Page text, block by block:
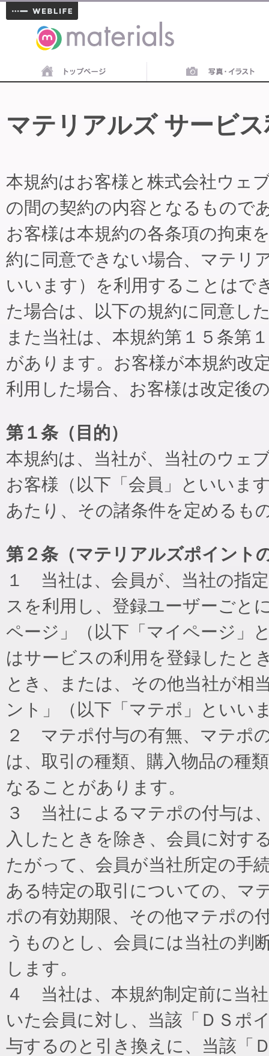
materials
マテリアルズ サービ
本規約はお客様と株式会社ウェ
の間の契約の内容となるもので
お客様は本規約の各条項の拘束
約に同意できない場合、マテリ
いいます）を利用することはで
た場合は、以下の規約に同意し
また当社は、本規約第１５条第
があります。お客様が本規約改
利用した場合、お客様は改定後
第１条（目的）
本規約は、当社が、当社のウェ
お客様（以下「会員」といいま
あたり、その諸条件を定めるも
第２条（マテリアルズポイント
１ 当社は、会員が、当社の指
スを利用し、登録ユーザーごと
ページ」（以下「マイページ」
はサービスの利用を登録したと
とき、または、その他当社が相
ント」（以下「マテポ」といい
２ マテポ付与の有無、マテポ
は、取引の種類、購入物品の種
なることがあります。
３ 当社によるマテポの付与は
入したときを除き、会員に対す
たがって、会員が当社所定の手
ある特定の取引についての、マ
ポの有効期限、その他マテポの
うものとし、会員には当社の判
します。
４ 当社は、本規約制定前に当
いた会員に対し、当該「ＤＳポ
与するのと引き換えに、当該「